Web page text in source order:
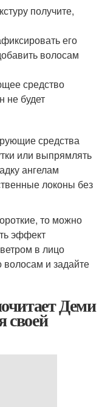
получите,
его
волосам
средство
не будет
средства
или выпрямлять
ангелам
локоны без
то можно
эффект
в лицо
волосам и задайте
Деми
своей